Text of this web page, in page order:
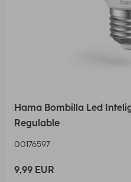
Hama Bombilla Led
Regulable
00176597
9,99 EUR